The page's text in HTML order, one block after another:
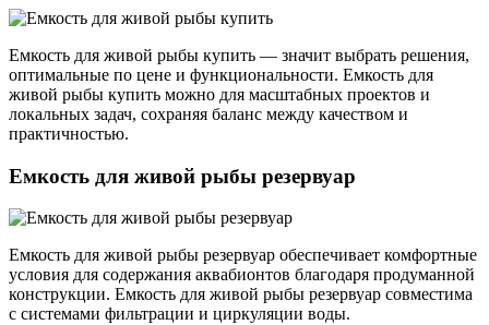
Емкость для живой рыбы купить — значит выбрать решения,
оптимальные по цене и функциональности. Емкость для
живой рыбы купить можно для масштабных проектов и
локальных задач, сохраняя баланс между качеством и
практичностью.
Емкость для живой рыбы резервуар
Емкость для живой рыбы резервуар обеспечивает комфортные
условия для содержания аквабионтов благодаря продуманной
конструкции. Емкость для живой рыбы резервуар совместима
с системами фильтрации и циркуляции воды.